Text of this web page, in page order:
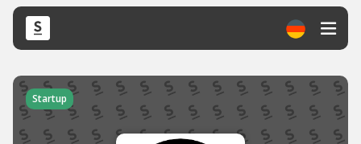
Startup